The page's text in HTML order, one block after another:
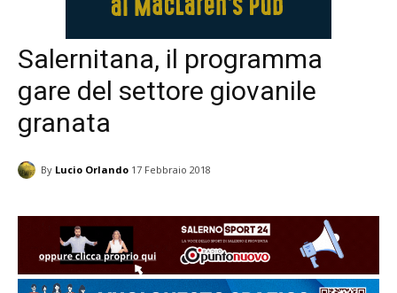
Salernitana, il programma
gare del settore giovanile
granata
By Lucio Orlando 17 Febbraio 2018